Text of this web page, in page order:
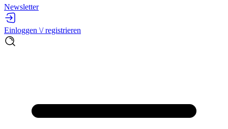
Newsletter
Einloggen \/ registrieren